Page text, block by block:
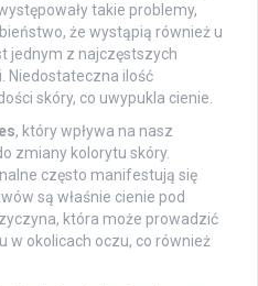
takie problemy,
że wystąpią również u
jednym z najczęstszych
Niedostateczna ilość
skóry, co uwypukla cienie.
, który wpływa na nasz
zmiany kolorytu skóry.
często manifestują się
są właśnie cienie pod
która może prowadzić
w okolicach oczu, co również